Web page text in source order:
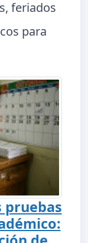
feriados
para
pruebas